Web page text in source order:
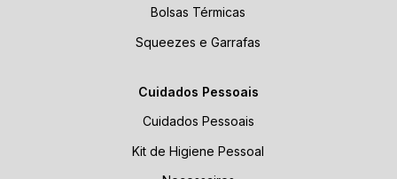
Bolsas Térmicas
Squeezes e Garrafas
Cuidados Pessoais
Cuidados Pessoais
Kit de Higiene Pessoal